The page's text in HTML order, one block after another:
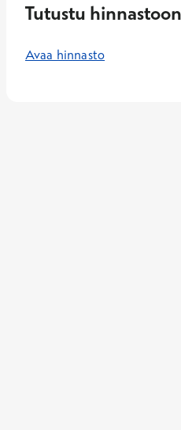
Tutustu hinnastoon
Avaa hinnasto